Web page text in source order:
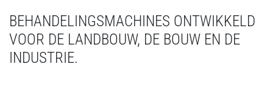
BEHANDELINGSMACHINES ONTWIKKELD
VOOR DE LANDBOUW, DE BOUW EN DE
INDUSTRIE.